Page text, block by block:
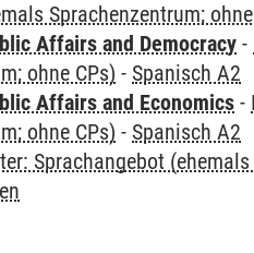
Sprachenzentrum;
Affairs and Democracy -
ohne CPs) - Spanisch A2
Affairs and Economics -
ohne CPs) - Spanisch A2
Sprachangebot